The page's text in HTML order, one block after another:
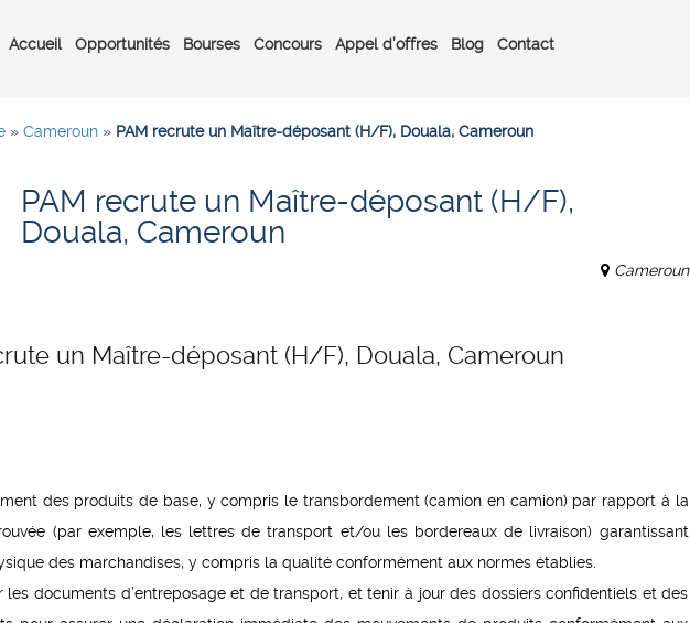
Accueil Opportunités Bourses Concours Appel d’offres Blog Contact
» Cameroun » PAM recrute un Maître-déposant (H/F), Douala, Cameroun
PAM recrute un Maître-déposant (H/F),
Douala, Cameroun
Cameroun
un Maître-déposant (H/F), Douala, Cameroun
des produits de base, y compris le transbordement (camion en camion) par rapport à la
(par exemple, les lettres de transport et/ou les bordereaux de livraison) garantissant
des marchandises, y compris la qualité conformément aux normes établies.
les documents d’entreposage et de transport, et tenir à jour des dossiers confidentiels et des